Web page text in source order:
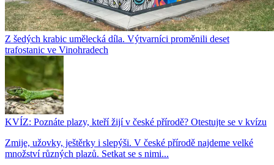
Z šedých krabic umělecká díla. Výtvarníci proměnili deset
trafostanic ve Vinohradech
KVÍZ: Poznáte plazy, kteří žijí v české přírodě? Otestujte se v kvízu
Zmije, užovky, ještěrky i slepýši. V české přírodě najdeme velké
množství různých plazů. Setkat se s nimi...